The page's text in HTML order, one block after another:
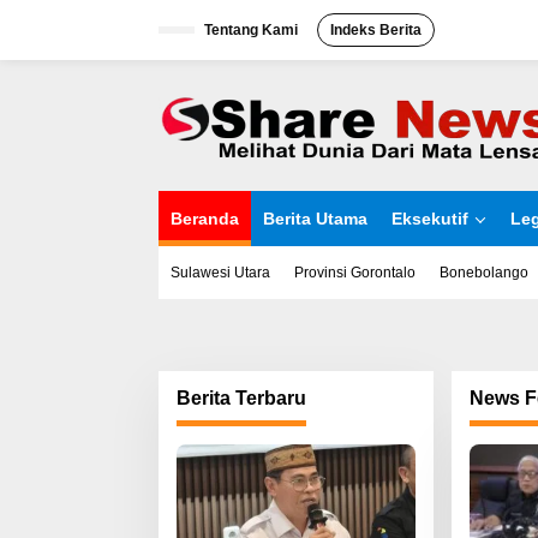
Tentang Kami Indeks Berita
Beranda Berita Utama Eksekutif
Sulawesi Utara Provinsi Gorontalo Bonebolango
Berita Terbaru News
S
h
a
r
e